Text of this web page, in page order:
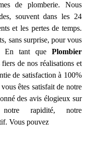
de plomberie. Nous
souvent dans les 24
et les pertes de temps.
sans surprise, pour vous
En tant que Plombier
de nos réalisations et
de satisfaction à 100%
êtes satisfait de notre
des avis élogieux sur
rapidité, notre
Vous pouvez